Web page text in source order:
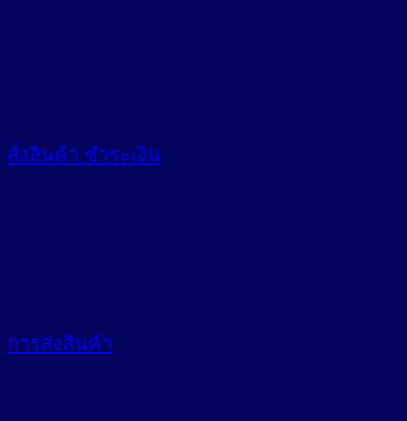
สั่งสินค้า ชำระเงิน
การส่งสินค้า